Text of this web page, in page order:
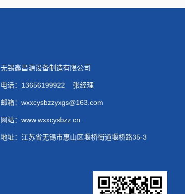
无锡鑫昌源设备制造有限公司
电话： 13656199922 张经理
邮箱： wxxcysbzzyxgs@163.com
网站： www.wxxcysbzz.cn
地址： 江苏省无锡市惠山区堰桥街道堰桥路35-3